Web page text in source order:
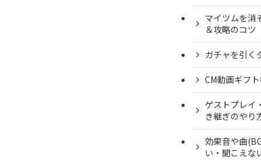
マイツムを消
＆攻略のコツ
ガチャを引く
CM動画ギフ
ゲストプレイ
き継ぎのやり
効果音や曲
い・聞こえな